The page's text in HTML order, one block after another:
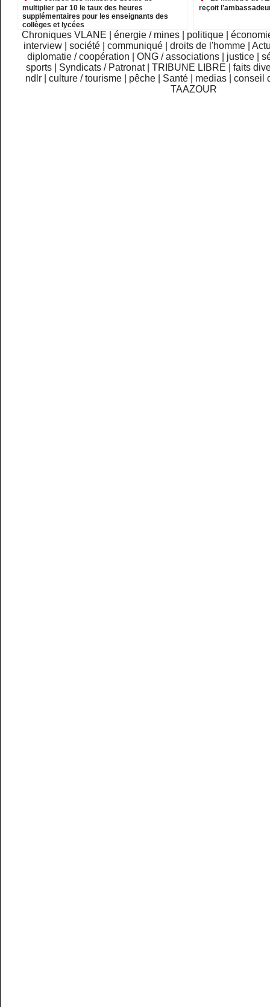
multiplier par 10 le taux des heures
supplémentaires pour les enseignants des
collèges et lycées
reçoit
Chroniques VLANE énergie / mines politique
interview
|société |communiqué |droits de l'homme |
diplomatie / coopération
ONG / associations justice
sports
Syndicats / Patronat TRIBUNE LIBRE
faits
ndlr
|culture / tourisme pêche Santé medias |conseil
TAAZOUR